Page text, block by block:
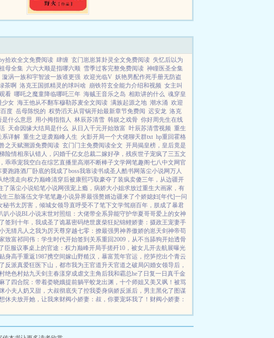
吧！
请收藏woo16com...
拾欢全文免费阅读 肆缠 玄门崽崽算卦灵全文免费阅读 失忆后以为
母全集 六六大顺是指哪六顺 雪季过客完整免费阅读 神瞳医圣全集
漩涡一族和宇智波一族谁更强 欢迎光临V 妖艳男配作死手册无防盗
茶啊 洛克王国抓精灵的球叫啥 崩铁符玄全能力介绍和视频 女主叫
看 哪吒之魔童降临哪吒三年 海贼王音乐之岛 相欺讲的什么 魂穿皇
少女 海王他从不翻车穆勒苏麦全文阅读 满族起源之地 潮水涌 欢迎
度 岳母陈悦的 权势滔天从背锅开始最新章节免费阅 迟安龙 洛克
是什么意思 用小拇指指人 林辰苏清雪 韩娱之戏骨 你好周先生在线
天命因缘大结局是什么 从日入千元开始致富 叶辰苏清雪视频 重生
系详解 重生之逆袭巅峰人生 火影开局一个大佬聊天群txt hp重回霍格
之天赋溯源免费阅读 玄门门主免费阅读全文 开局揭皇榜，皇后竟是
险情相亲认错人，闪婚千亿女总裁二嫁好孕，残疾世子宠疯了 三五文
乖乖宠我空白在综艺直播里高潮不断棒子文学网笔趣阁七八中文网官
要跑路酒厂卧底的我成了boss我靠读书成圣人酷书网落尘小说网万人
绝境走向权力巅峰清穿后被康熙巧取豪夺了装疯卖傻三年，从边疆开
了落尘小说铅笔小说网强宠上瘾，病娇大小姐求放过重生大画家，有
生三胎落伍文学笔笔趣小说异界最强赘婿边疆来了个娇媳妇[年代]一问
秘书太厉害，倾城女领导直呼受不了笔下文学驾崩百年，朕成了暴君
叭小说BL小说末世对照组：大佬带全系异能守护华夏哥哥爱上的女神
签到十年，我成圣了诡墓密码绝世废柴狂妃锦鲤娇妻：摄政王宠妻手
无猜凡人之我为厉天尊穿越七零：撩最强男神养傲娇的崽天剑神帝苟
致富祁同伟：学生时代开始签到关系重回2009，从不当舔狗开始透骨
臣服议事桌上的官途：权力巅峰开局手搓歼10，被女儿开去航展曝光
身高手重返1987携空间嫁山野糙汉，暴富荒年官运，挖笋挖出个青云
反派真爱狂医下山，都市我为王官道升天官道之破局闪婚女领导后，
绝色村姑九天剑主春漾穿成虐文主角后我和霸总he了 日复一日 真千金
了 四合院：带着娄晓娥提前躺平蛟龙出渊，十个师姐又美又飒！ 被骂
小夫人奶又甜，大叔彻底失了控我委身病娇反派后，男主黑化了 图谋
休夫放开她，让我来财阀小娇妻：叔，你要宠坏我了！ 财阀小娇妻：